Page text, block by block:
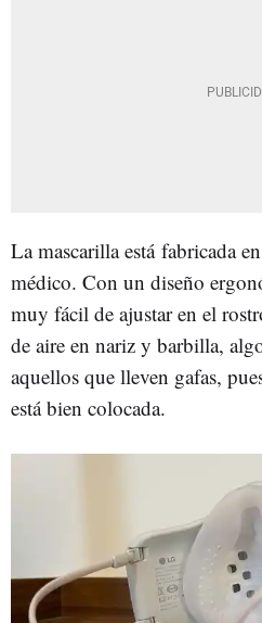
La mascarilla está fabricada
médico. Con un diseño
muy fácil de ajustar en el
de aire en nariz y barbilla,
aquellos que lleven gafas,
está bien colocada.